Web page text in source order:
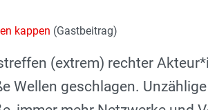
kappen (Gastbeitrag)
(extrem) rechter
Wellen geschlagen.